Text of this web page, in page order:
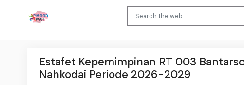
Estafet Kepemimpinan RT 003
Nahkodai Periode 2026-2029